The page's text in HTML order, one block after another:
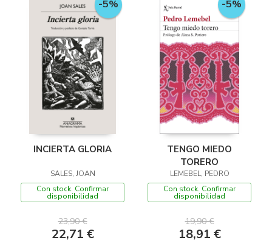
-5%
INCIERTA GLORIA
SALES, JOAN
Con stock. Confirmar
disponibilidad
23,90 €
22,71 €
-5%
TENGO MIEDO
TORERO
LEMEBEL, PEDRO
Con stock. Confirmar
disponibilidad
19,90 €
18,91 €